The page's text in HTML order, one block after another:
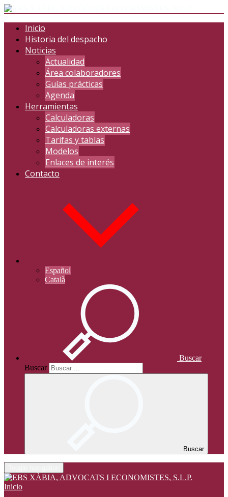
Inicio
Historia del despacho
Noticias
Actualidad
Área colaboradores
Guías prácticas
Agenda
Herramientas
Calculadoras
Calculadoras externas
Tarifas y tablas
Modelos
Enlaces de interés
Contacto
Español
Català
Buscar
Buscar
Buscar
Inicio